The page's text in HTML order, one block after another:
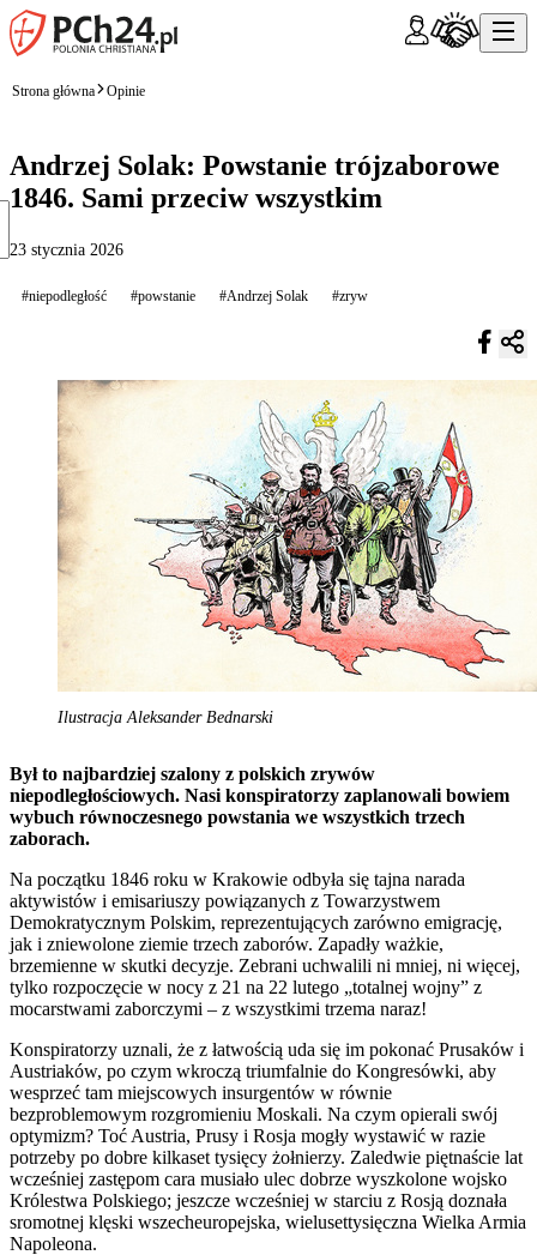
Strona główna Opinie
Andrzej Solak: Powstanie trójzaborowe
1846. Sami przeciw wszystkim
23 stycznia 2026
#niepodległość #powstanie #Andrzej Solak #zryw
Ilustracja Aleksander Bednarski
Był to najbardziej szalony z polskich zrywów
niepodległościowych. Nasi konspiratorzy zaplanowali bowiem
wybuch równoczesnego powstania we wszystkich trzech
zaborach.
Na początku 1846 roku w Krakowie odbyła się tajna narada
aktywistów i emisariuszy powiązanych z Towarzystwem
Demokratycznym Polskim, reprezentujących zarówno emigrację,
jak i zniewolone ziemie trzech zaborów. Zapadły ważkie,
brzemienne w skutki decyzje. Zebrani uchwalili ni mniej, ni więcej,
tylko rozpoczęcie w nocy z 21 na 22 lutego „totalnej wojny” z
mocarstwami zaborczymi – z wszystkimi trzema naraz!
Konspiratorzy uznali, że z łatwością uda się im pokonać Prusaków i
Austriaków, po czym wkroczą triumfalnie do Kongresówki, aby
wesprzeć tam miejscowych insurgentów w równie
bezproblemowym rozgromieniu Moskali. Na czym opierali swój
optymizm? Toć Austria, Prusy i Rosja mogły wystawić w razie
potrzeby po dobre kilkaset tysięcy żołnierzy. Zaledwie piętnaście lat
wcześniej zastępom cara musiało ulec dobrze wyszkolone wojsko
Królestwa Polskiego; jeszcze wcześniej w starciu z Rosją doznała
sromotnej klęski wszecheuropejska, wielusettysięczna Wielka Armia
Napoleona.